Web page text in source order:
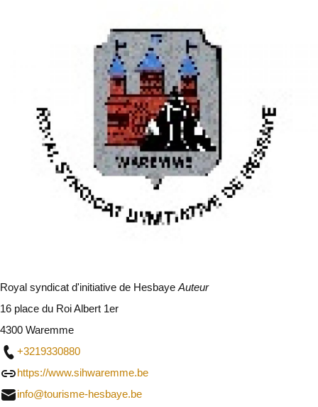
Royal syndicat d'initiative de Hesbaye Auteur
16 place du Roi Albert 1er
4300 Waremme
+3219330880
https://www.sihwaremme.be
info@tourisme-hesbaye.be